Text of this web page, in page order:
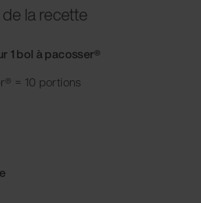
la recette
1 bol à pacosser®
= 10 portions